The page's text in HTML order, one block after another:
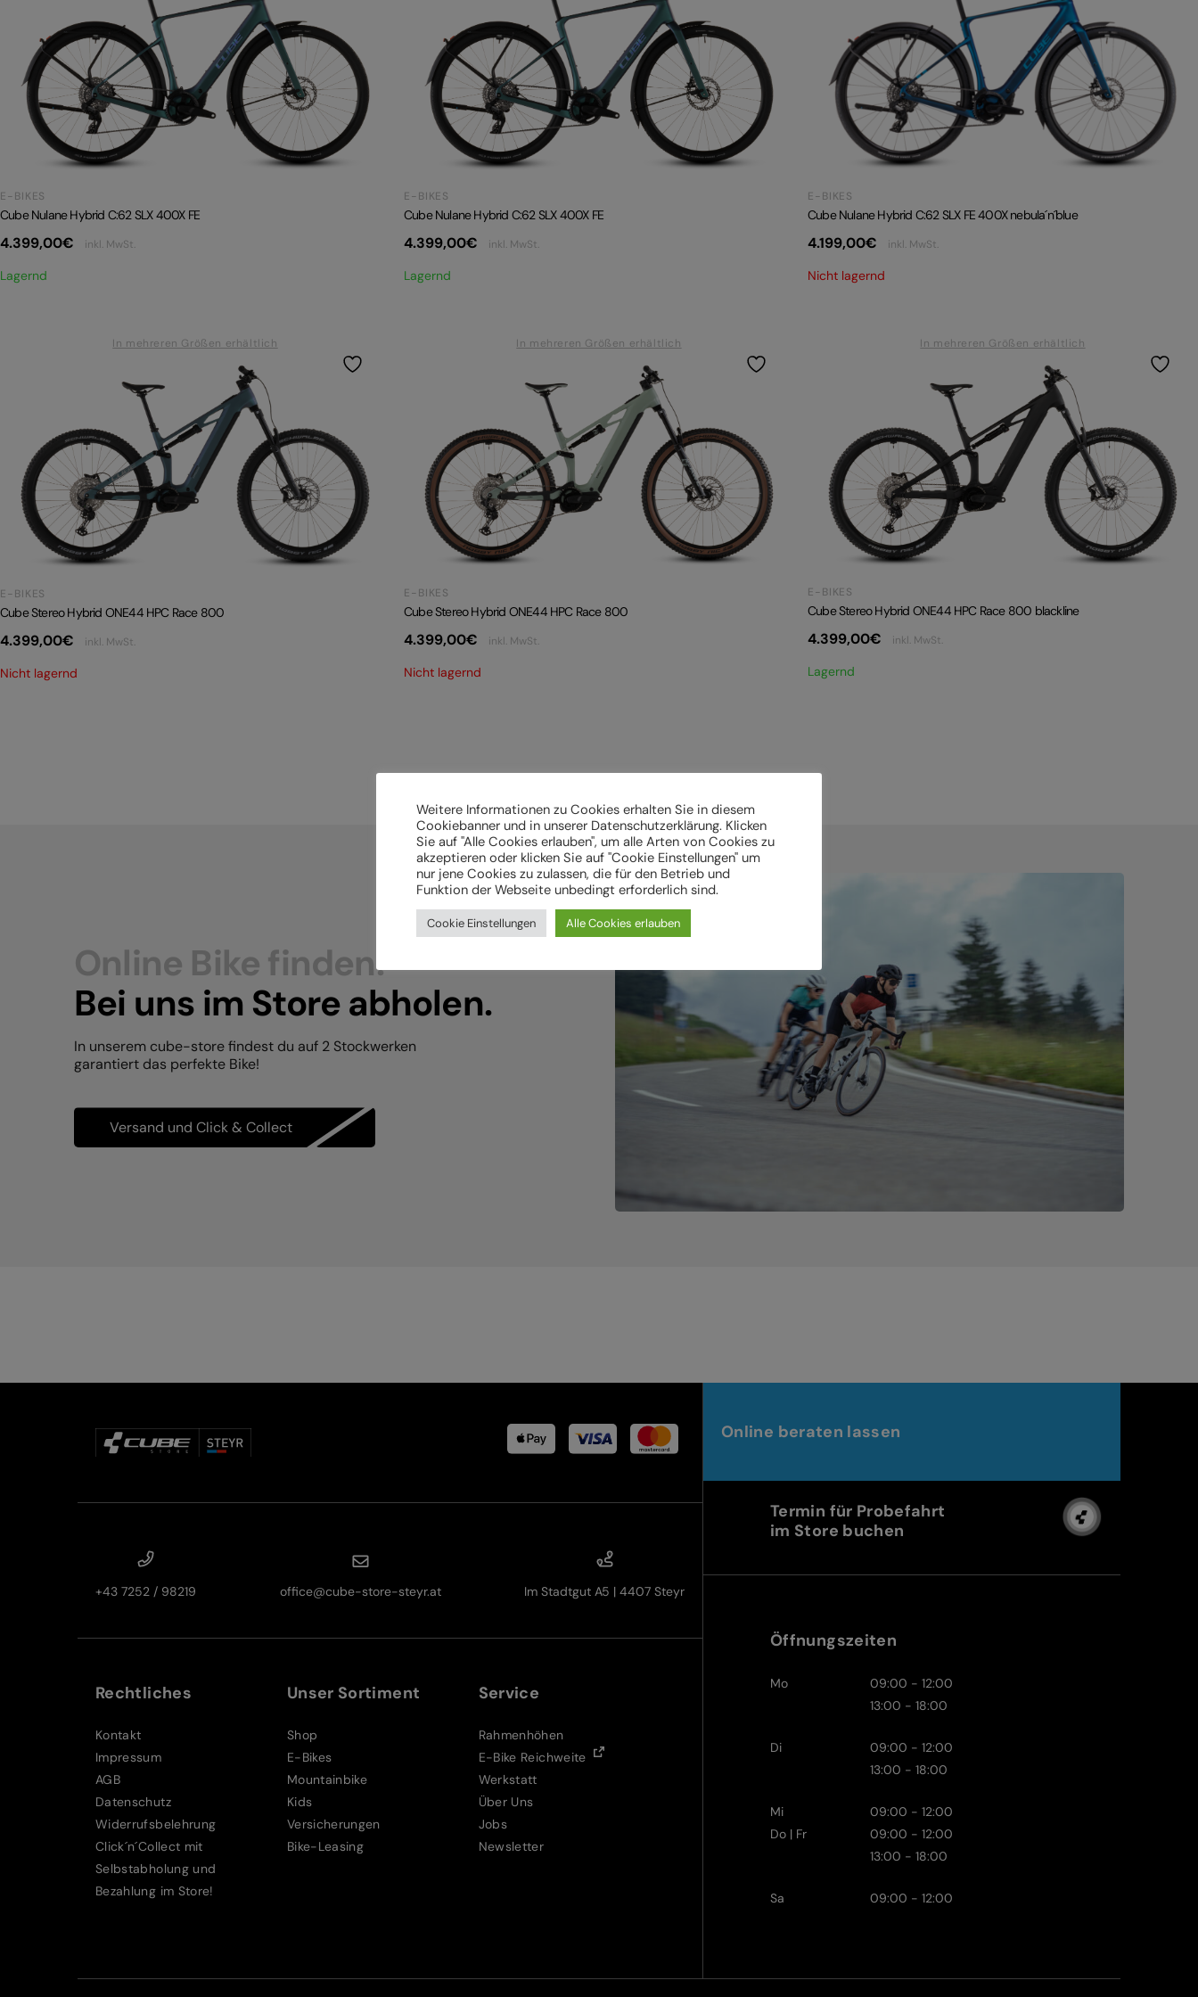
E-BIKES
Cube Nulane Hybrid C:62 SLX 400X FE
4.399,00€ inkl. MwSt.
Lagernd
E-BIKES
Cube Nulane Hybrid C:62 SLX 400X FE
4.399,00€ inkl. MwSt.
Lagernd
E-BIKES
Cube Nulane Hybrid C:62 SLX FE 400X nebula´n´blue
4.199,00€ inkl. MwSt.
Nicht lagernd
In mehreren Größen erhältlich
E-BIKES
Cube Stereo Hybrid ONE44 HPC Race 800
4.399,00€ inkl. MwSt.
Nicht lagernd
In mehreren Größen erhältlich
E-BIKES
Cube Stereo Hybrid ONE44 HPC Race 800
4.399,00€ inkl. MwSt.
Nicht lagernd
In mehreren Größen erhältlich
E-BIKES
Cube Stereo Hybrid ONE44 HPC Race 800 blackline
4.399,00€ inkl. MwSt.
Lagernd
Online Bike finden.
Bei uns im Store abholen.
In unserem cube-store findest du auf 2 Stockwerken
garantiert das perfekte Bike!
Versand und Click & Collect
+43 7252 / 98219 office@cube-store-steyr.at Im Stadtgut A5 | 4407 Steyr
Rechtliches
Kontakt
Impressum
AGB
Datenschutz
Widerrufsbelehrung
Click´n´Collect mit
Selbstabholung und
Bezahlung im Store!
Unser Sortiment
Shop
E-Bikes
Mountainbike
Kids
Versicherungen
Bike-Leasing
Service
Rahmenhöhen
E-Bike Reichweite
Werkstatt
Über Uns
Jobs
Newsletter
Online beraten lassen
Termin für Probefahrt
im Store buchen
Öffnungszeiten
Mo
09:00 - 12:00
13:00 - 18:00
Di
09:00 - 12:00
13:00 - 18:00
Mi
09:00 - 12:00
Do | Fr
09:00 - 12:00
13:00 - 18:00
Sa 09:00 - 12:00
Weitere Informationen zu Cookies erhalten Sie in diesem
Cookiebanner und in unserer Datenschutzerklärung. Klicken
Sie auf "Alle Cookies erlauben", um alle Arten von Cookies zu
akzeptieren oder klicken Sie auf "Cookie Einstellungen" um
nur jene Cookies zu zulassen, die für den Betrieb und
Funktion der Webseite unbedingt erforderlich sind.
Cookie Einstellungen Alle Cookies erlauben